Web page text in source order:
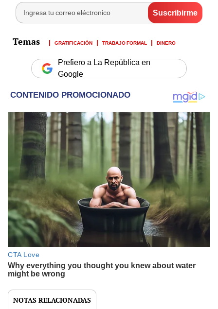
GRATIFICACIÓN TRABAJO FORMAL DINERO
Prefiero a La República en
Google
NOTAS RELACIONADAS